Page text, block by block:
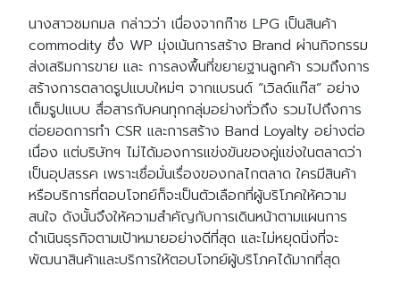
นางสาวชมกมล กล่าวว่า เนื่องจากก๊าซ LPG เป็นสินค้า
commodity ซึ่ง WP มุ่งเน้นการสร้าง Brand ผ่านกิจกรรม
ส่งเสริมการขาย และ การลงพื้นที่ขยายฐานลูกค้า รวมถึงการ
สร้างการตลาดรูปแบบใหม่ๆ จากแบรนด์ “เวิลด์แก๊ส” อย่าง
เต็มรูปแบบ สื่อสารกับคนทุกกลุ่มอย่างทั่วถึง รวมไปถึงการ
ต่อยอดการทำ CSR และการสร้าง Band Loyalty อย่างต่อ
เนื่อง แต่บริษัทฯ ไม่ได้มองการแข่งขันของคู่แข่งในตลาดว่า
เป็นอุปสรรค เพราะเชื่อมั่นเรื่องของกลไกตลาด ใครมีสินค้า
หรือบริการที่ตอบโจทย์ก็จะเป็นตัวเลือกที่ผู้บริโภคให้ความ
สนใจ ดังนั้นจึงให้ความสำคัญกับการเดินหน้าตามแผนการ
ดำเนินธุรกิจตามเป้าหมายอย่างดีที่สุด และไม่หยุดนิ่งที่จะ
พัฒนาสินค้าและบริการให้ตอบโจทย์ผู้บริโภคได้มากที่สุด